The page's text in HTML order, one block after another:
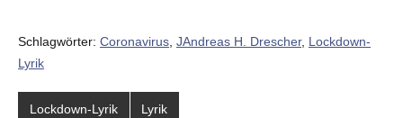
Schlagwörter: Coronavirus JAndreas H. Drescher, Lockdown-
Lyrik
Lockdown-Lyrik Lyrik